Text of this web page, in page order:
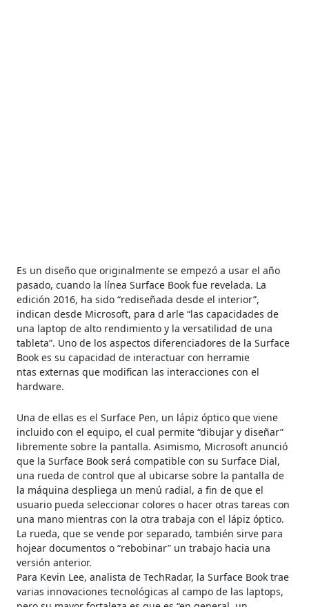
Es un diseño que originalmente se empezó a usar el año
pasado, cuando la línea Surface Book fue revelada. La
edición 2016, ha sido “rediseñada desde el interior”,
indican desde Microsoft, para d arle “las capacidades de
una laptop de alto rendimiento y la versatilidad de una
tableta”. Uno de los aspectos diferenciadores de la Surface
Book es su capacidad de interactuar con herramie
ntas externas que modifican las interacciones con el
hardware.
Una de ellas es el Surface Pen, un lápiz óptico que viene
incluido con el equipo, el cual permite “dibujar y diseñar”
libremente sobre la pantalla. Asimismo, Microsoft anunció
que la Surface Book será compatible con su Surface Dial,
una rueda de control que al ubicarse sobre la pantalla de
la máquina despliega un menú radial, a fin de que el
usuario pueda seleccionar colores o hacer otras tareas con
una mano mientras con la otra trabaja con el lápiz óptico.
La rueda, que se vende por separado, también sirve para
hojear documentos o “rebobinar” un trabajo hacia una
versión anterior.
Para Kevin Lee, analista de TechRadar, la Surface Book trae
varias innovaciones tecnológicas al campo de las laptops,